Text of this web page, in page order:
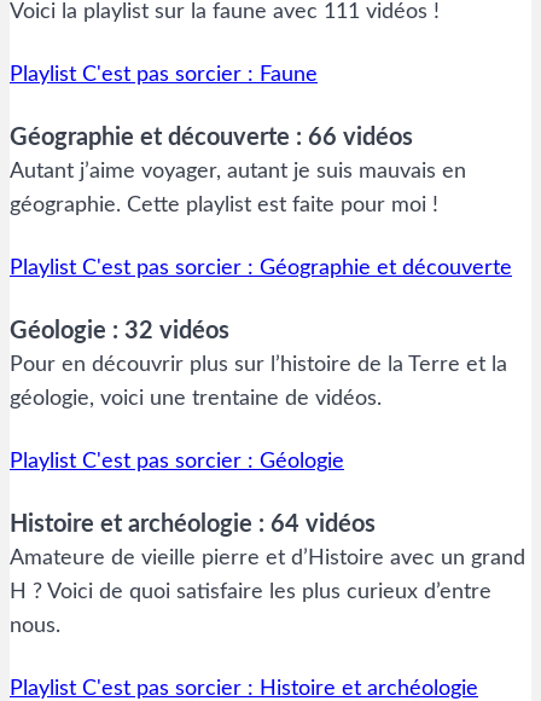
Voici la playlist sur la faune avec 111 vidéos !
Playlist C'est pas sorcier : Faune
Géographie et découverte : 66 vidéos
Autant j’aime voyager, autant je suis mauvais en
géographie. Cette playlist est faite pour moi !
Playlist C'est pas sorcier : Géographie et découverte
Géologie : 32 vidéos
Pour en découvrir plus sur l’histoire de la Terre et la
géologie, voici une trentaine de vidéos.
Playlist C'est pas sorcier : Géologie
Histoire et archéologie : 64 vidéos
Amateure de vieille pierre et d’Histoire avec un grand
H ? Voici de quoi satisfaire les plus curieux d’entre
nous.
Playlist C'est pas sorcier : Histoire et archéologie